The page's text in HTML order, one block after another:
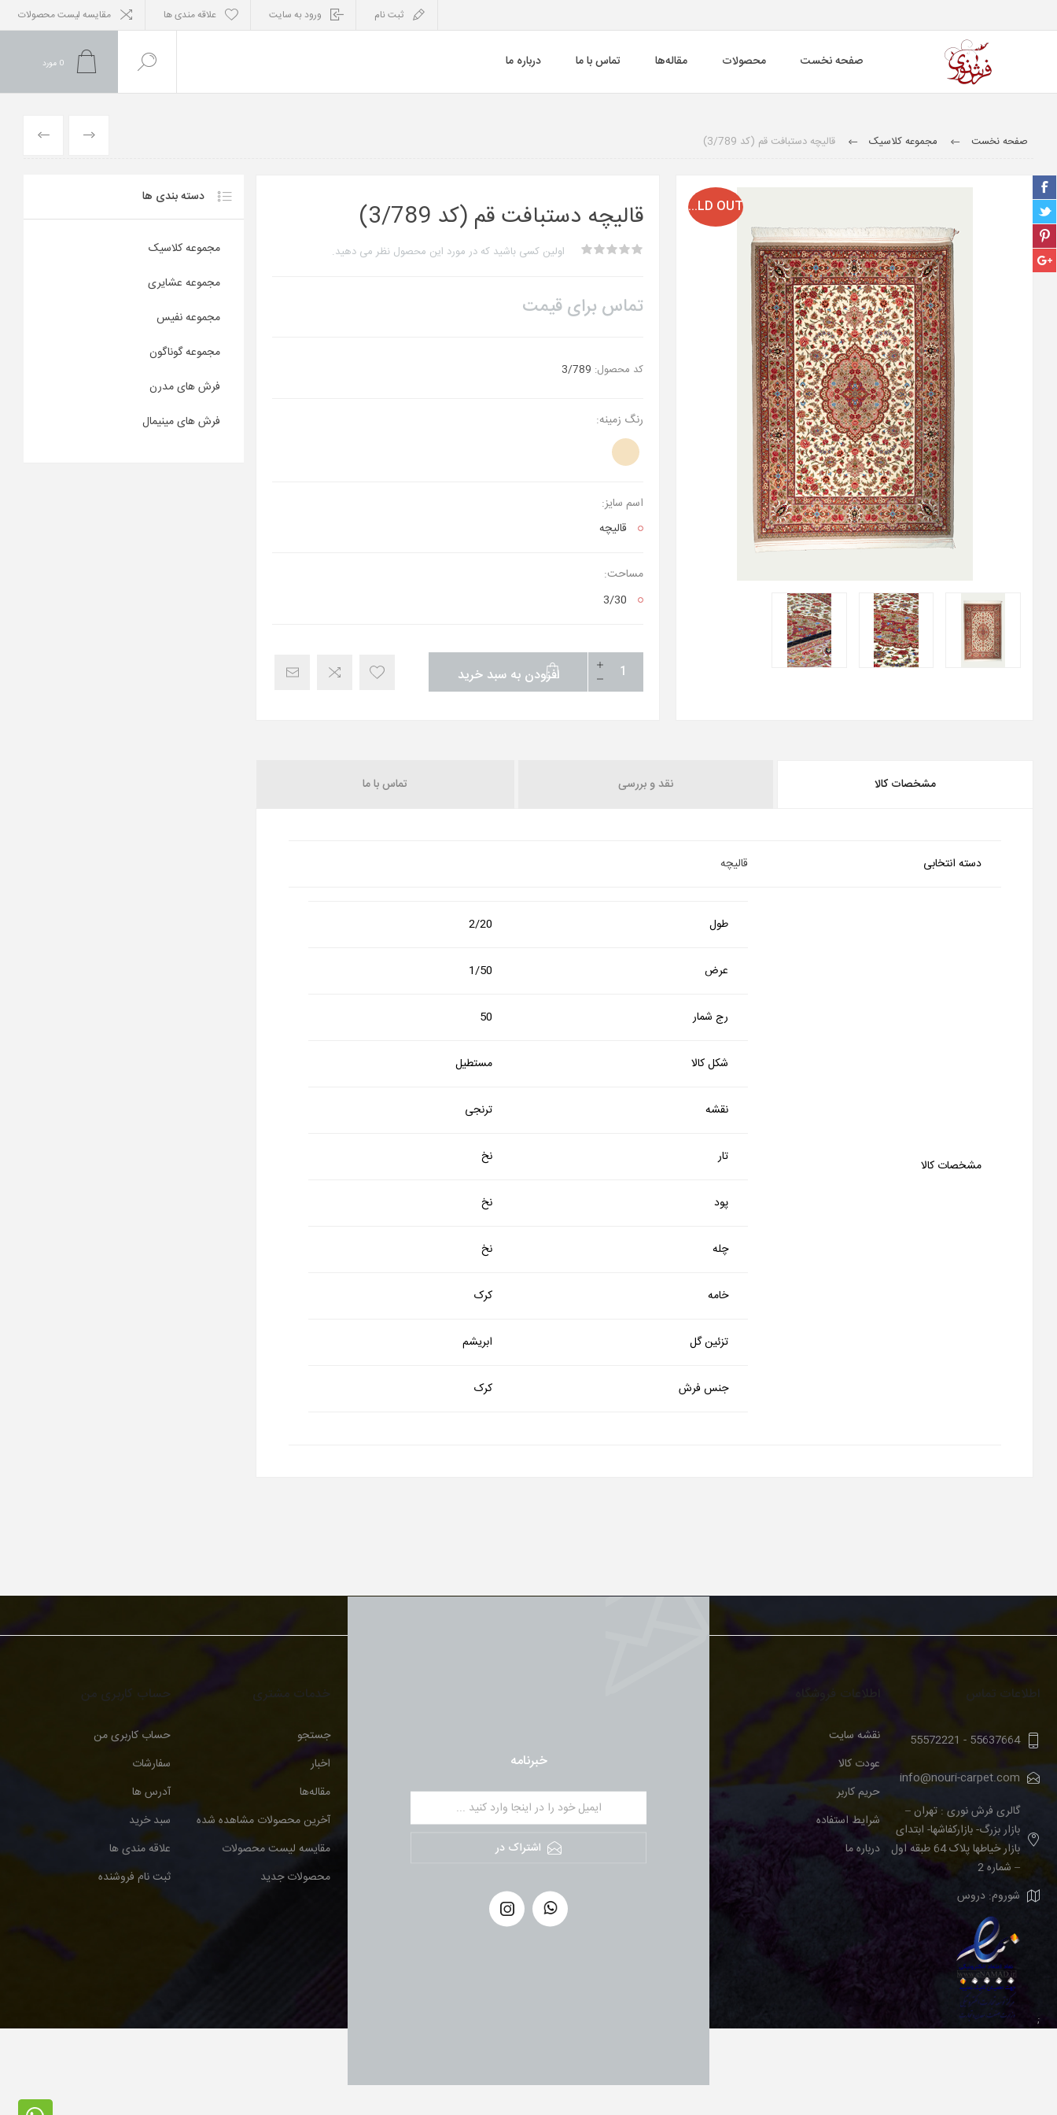
ثبت نام ورود به سایت علاقه مندی ها مقایسه لیست محصولات
صفحه نخست محصولات مقاله‌ها تماس با ما درباره ما 0 مورد
صفحه نخست مجموعه کلاسیک قالیچه دستبافت قم (کد 3/789)
SOLD OUT قالیچه دستبافت قم (کد 3/789)
اولین کسی باشید که در مورد این محصول نظر می دهید.
تماس برای قیمت
کد محصول: 3/789
رنگ زمینه:
اسم سایز:
قالیچه
مساحت:
3/30
افزودن به سبد خرید
مشخصات کالا نقد و بررسی تماس با ما
دسته انتخابی قالیچه
مشخصات کالا
طول 2/20
عرض 1/50
رج شمار 50
شکل کالا مستطیل
نقشه ترنجی
تار نخ
پود نخ
چله نخ
خامه کرک
تزئین گل ابریشم
جنس فرش کرک
دسته بندی ها
مجموعه کلاسیک
مجموعه عشایری
مجموعه نفیس
مجموعه گوناگون
فرش های مدرن
فرش های مینیمال
خبرنامه
اشتراک در
اطلاعات تماس
55637664
-
55572221
info@nouri-carpet.com
گالری فرش نوری : تهران –
بازار بزرگ- بازارکفاشها- ابتدای
بازار خیاطها پلاک 64 طبقه اول
– شماره 2
شوروم: دروس
;
اطلاعات فروشگاه
نقشه سایت
عودت کالا
حریم کاربر
شرایط استفاده
درباره ما
خدمات مشتری
جستجو
اخبار
مقاله‌ها
آخرین محصولات مشاهده شده
مقایسه لیست محصولات
محصولات جدید
حساب کاربری من
حساب کاربری من
سفارشات
آدرس ها
سبد خرید
علاقه مندی ها
ثبت نام فروشنده